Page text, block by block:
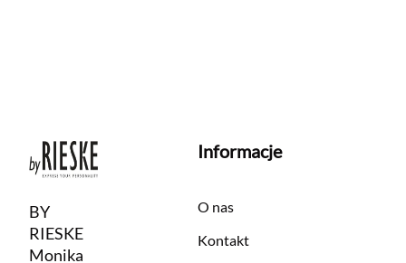
BY
RIESKE
Monika
Informacje
O nas
Kontakt